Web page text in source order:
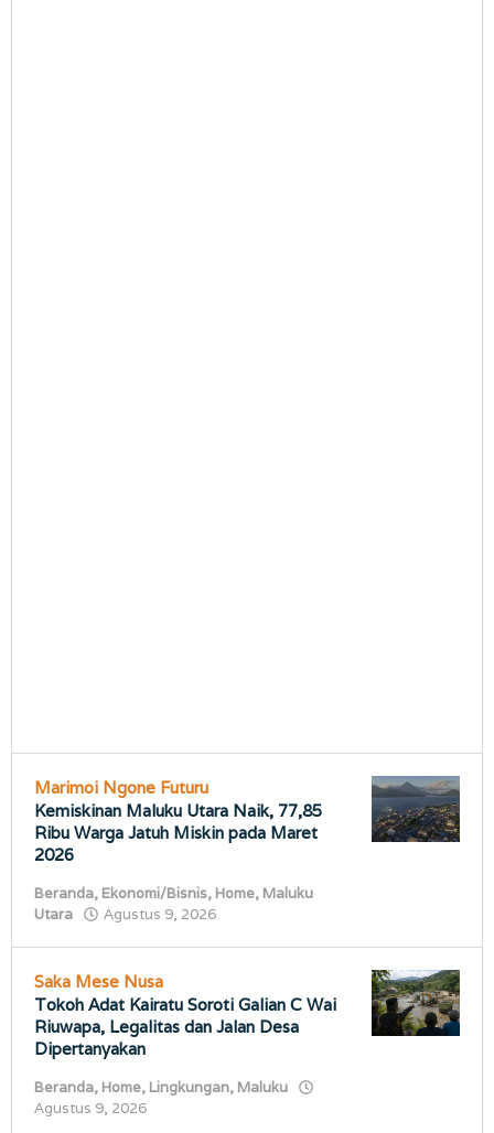
Marimoi Ngone Futuru
Kemiskinan Maluku Utara Naik, 77,85
Ribu Warga Jatuh Miskin pada Maret
2026
Beranda, Ekonomi/Bisnis, Home, Maluku
Utara
Agustus 9, 2026
Saka Mese Nusa
Tokoh Adat Kairatu Soroti Galian C Wai
Riuwapa, Legalitas dan Jalan Desa
Dipertanyakan
Beranda, Home, Lingkungan, Maluku
Agustus 9, 2026